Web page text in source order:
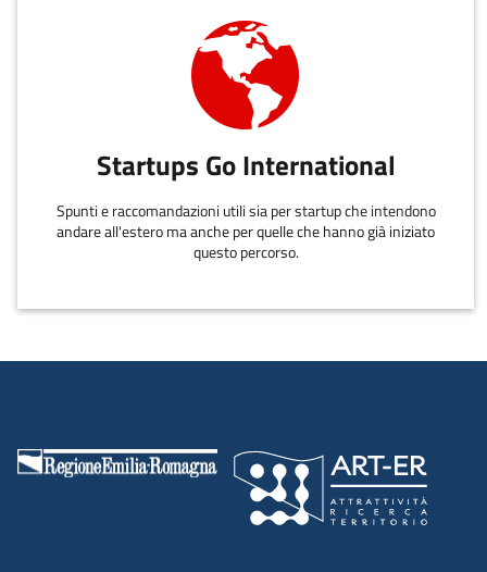
Startups Go International
Spunti e raccomandazioni utili sia per startup che intendono
andare all'estero ma anche per quelle che hanno già iniziato
questo percorso.